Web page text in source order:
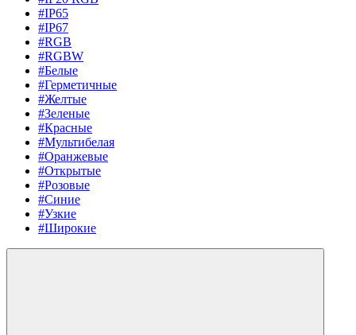
#IP65
#IP67
#RGB
#RGBW
#Белые
#Герметичные
#Желтые
#Зеленые
#Красные
#Мультибелая
#Оранжевые
#Открытые
#Розовые
#Синие
#Узкие
#Широкие